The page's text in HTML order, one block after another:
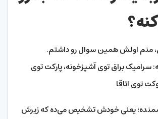
منم اولش همین سوال رو داشتم.
سرامیک براق توی آشپزخونه، پارکت توی
توی اتاقا
یعنی خودش تشخیص می‌ده که زیرش